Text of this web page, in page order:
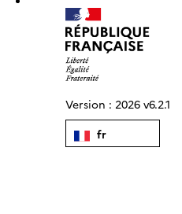
Version : 2026 v6.2.1
fr